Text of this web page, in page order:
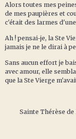
Alors toutes mes
de mes paupières et
c'était des larmes
Ah ! pensai-je, la Ste
jamais je ne le dirai à
Sans aucun effort je
avec amour, elle
que la Ste Vierge
Sainte Thérèse de